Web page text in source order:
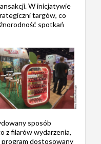
W inicjatywie
targów, co
spotkań
sposób
z filarów wydarzenia,
dostosowany